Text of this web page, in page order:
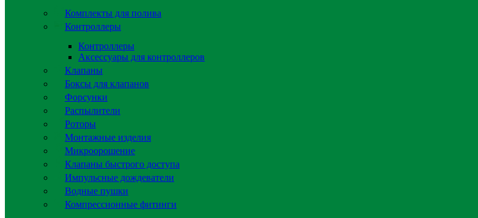
Комплекты для полива
Контроллеры
Контроллеры
Аксессуары для контроллеров
Клапаны
Боксы для клапанов
Форсунки
Распылители
Роторы
Монтажные изделия
Микроорошение
Клапаны быстрого доступа
Импульсные дождеватели
Водные пушки
Компрессионные фитинги